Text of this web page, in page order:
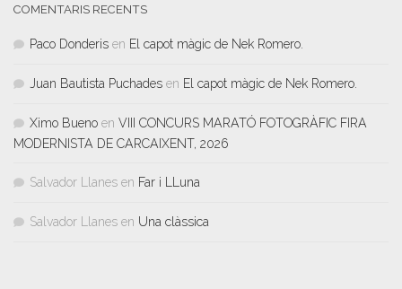
COMENTARIS RECENTS
Paco Donderis en El capot màgic de Nek Romero.
Juan Bautista Puchades en El capot màgic de Nek Romero.
Ximo Bueno en VIII CONCURS MARATÓ FOTOGRÀFIC FIRA
MODERNISTA DE CARCAIXENT, 2026
Salvador Llanes en Far i LLuna
Salvador Llanes en Una clàssica